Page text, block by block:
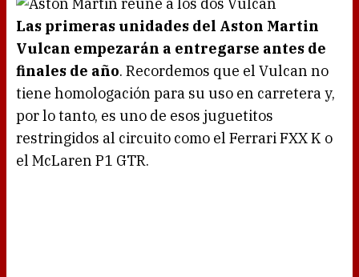
Las primeras unidades del Aston Martin
Vulcan empezarán a entregarse antes de
finales de año. Recordemos que el Vulcan no
tiene homologación para su uso en carretera y,
por lo tanto, es uno de esos juguetitos
restringidos al circuito como el Ferrari FXX K o
el McLaren P1 GTR.